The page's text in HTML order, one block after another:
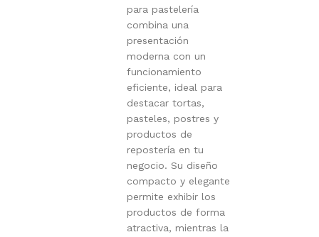
para pastelería
combina una
presentación
moderna con un
funcionamiento
eficiente, ideal para
destacar tortas,
pasteles, postres y
productos de
repostería en tu
negocio. Su diseño
compacto y elegante
permite exhibir los
productos de forma
atractiva, mientras la